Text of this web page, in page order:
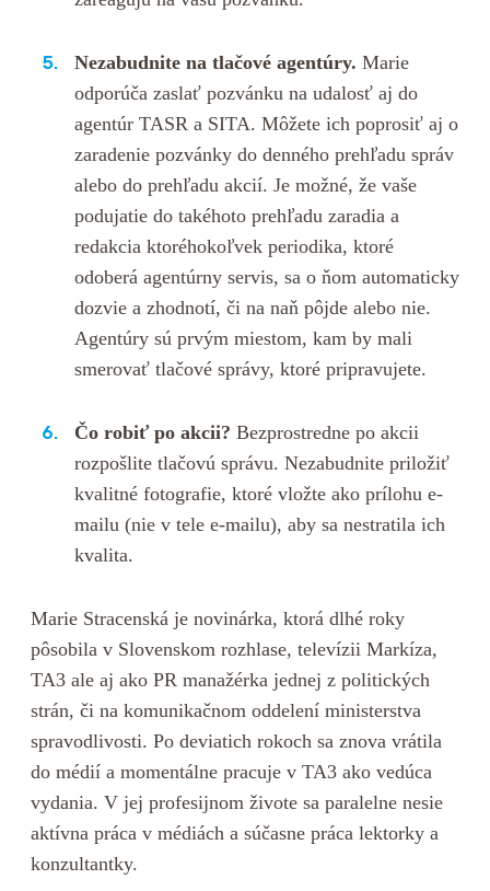
Nezabudnite na tlačové agentúry. Marie
odporúča zaslať pozvánku na udalosť aj do
agentúr TASR a SITA. Môžete ich poprosiť aj o
zaradenie pozvánky do denného prehľadu správ
alebo do prehľadu akcií. Je možné, že vaše
podujatie do takéhoto prehľadu zaradia a
redakcia ktoréhokoľvek periodika, ktoré
odoberá agentúrny servis, sa o ňom automaticky
dozvie a zhodnotí, či na naň pôjde alebo nie.
Agentúry sú prvým miestom, kam by mali
smerovať tlačové správy, ktoré pripravujete.
Čo robiť po akcii? Bezprostredne po akcii
rozpošlite tlačovú správu. Nezabudnite priložiť
kvalitné fotografie, ktoré vložte ako prílohu e-
mailu (nie v tele e-mailu), aby sa nestratila ich
kvalita.
Marie Stracenská je novinárka, ktorá dlhé roky
pôsobila v Slovenskom rozhlase, televízii Markíza,
TA3 ale aj ako PR manažérka jednej z politických
strán, či na komunikačnom oddelení ministerstva
spravodlivosti. Po deviatich rokoch sa znova vrátila
do médií a momentálne pracuje v TA3 ako vedúca
vydania. V jej profesijnom živote sa paralelne nesie
aktívna práca v médiách a súčasne práca lektorky a
konzultantky.